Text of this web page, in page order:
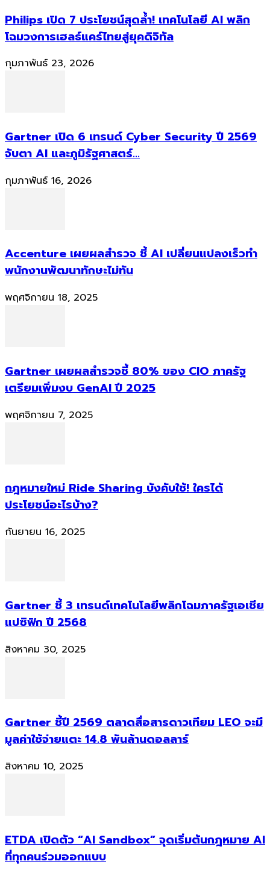
Philips เปิด 7 ประโยชน์สุดล้ำ! เทคโนโลยี AI พลิก
โฉมวงการเฮลธ์แคร์ไทยสู่ยุคดิจิทัล
กุมภาพันธ์ 23, 2026
Gartner เปิด 6 เทรนด์ Cyber Security ปี 2569
จับตา AI และภูมิรัฐศาสตร์...
กุมภาพันธ์ 16, 2026
Accenture เผยผลสำรวจ ชี้ AI เปลี่ยนแปลงเร็วทำ
พนักงานพัฒนาทักษะไม่ทัน
พฤศจิกายน 18, 2025
Gartner เผยผลสำรวจชี้ 80% ของ CIO ภาครัฐ
เตรียมเพิ่มงบ GenAI ปี 2025
พฤศจิกายน 7, 2025
กฎหมายใหม่ Ride Sharing บังคับใช้! ใครได้
ประโยชน์อะไรบ้าง?
กันยายน 16, 2025
Gartner ชี้ 3 เทรนด์เทคโนโลยีพลิกโฉมภาครัฐเอเชีย
แปซิฟิก ปี 2568
สิงหาคม 30, 2025
Gartner ชี้ปี 2569 ตลาดสื่อสารดาวเทียม LEO จะมี
มูลค่าใช้จ่ายแตะ 14.8 พันล้านดอลลาร์
สิงหาคม 10, 2025
ETDA เปิดตัว “AI Sandbox” จุดเริ่มต้นกฎหมาย AI
ที่ทุกคนร่วมออกแบบ